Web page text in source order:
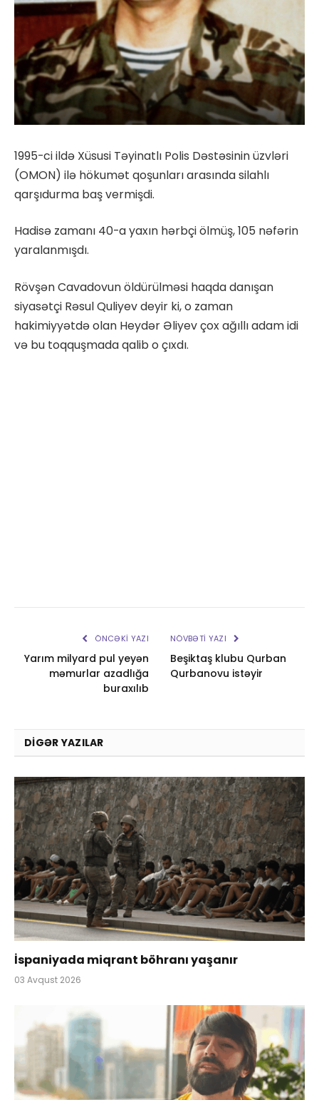
1995-ci ildə Xüsusi Təyinatlı Polis Dəstəsinin üzvləri
(OMON) ilə hökumət qoşunları arasında silahlı
qarşıdurma baş vermişdi.
Hadisə zamanı 40-a yaxın hərbçi ölmüş, 105 nəfərin
yaralanmışdı.
Rövşən Cavadovun öldürülməsi haqda danışan
siyasətçi Rəsul Quliyev deyir ki, o zaman
hakimiyyətdə olan Heydər Əliyev çox ağıllı adam idi
və bu toqquşmada qalib o çıxdı.
ÖNCƏKI YAZI
Yarım milyard pul yeyən
məmurlar azadlığa
buraxılıb
NÖVBƏTI YAZI
Beşiktaş klubu Qurban
Qurbanovu istəyir
DIGƏR YAZILAR
İspaniyada miqrant böhranı yaşanır
03 Avqust 2026